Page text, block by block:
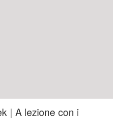
| A lezione con i